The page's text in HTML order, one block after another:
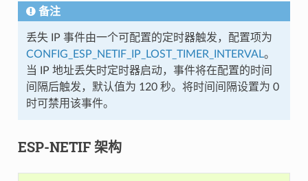
备注
丢失 IP 事件由一个可配置的定时器触发，配置项为
CONFIG_ESP_NETIF_IP_LOST_TIMER_INTERVAL。
当 IP 地址丢失时定时器启动，事件将在配置的时间
间隔后触发，默认值为 120 秒。将时间间隔设置为 0
时可禁用该事件。
ESP-NETIF 架构